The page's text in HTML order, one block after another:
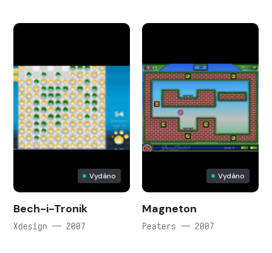
Vydáno
Bech-i-Tronik
Xdesign — 2007
Vydáno
Magneton
Peaters — 2007